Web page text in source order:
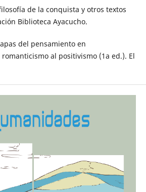
de la conquista y otros textos
Biblioteca Ayacucho.
del pensamiento en
al positivismo (1a ed.). El